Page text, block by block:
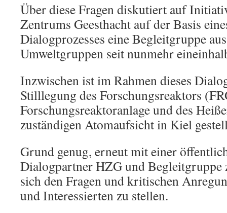
Über diese Fragen diskutiert auf
Zentrums Geesthacht auf der Basis
Dialogprozesses eine Begleitgruppe
Umweltgruppen seit nunmehr
Inzwischen ist im Rahmen dieses
Stilllegung des Forschungsreaktors
Forschungsreaktoranlage und des
zuständigen Atomaufsicht in Kiel
Grund genug, erneut mit einer
Dialogpartner HZG und
sich den Fragen und kritischen
und Interessierten zu stellen.